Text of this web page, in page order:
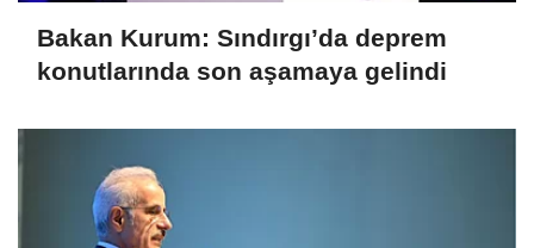
Bakan Kurum: Sındırgı’da deprem
konutlarında son aşamaya gelindi